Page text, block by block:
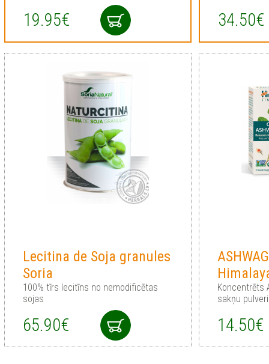
19.95€ 34.50€
Lecitina de Soja granules
Soria
100% tīrs lecitīns no nemodificētas
sojas
65.90€
Koncentrēts
sakņu
14.50€